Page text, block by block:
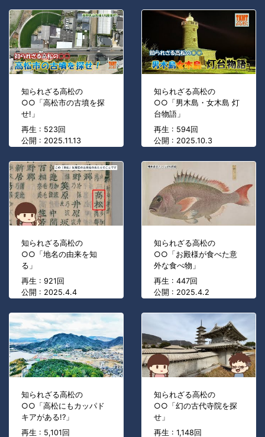
知られざる高松の
○○「高松市の古墳を探
せ!」
再生 : 523回
公開 : 2025.11.13
知られざる高松の
○○「男木島・女木島 灯
台物語」
再生 : 594回
公開 : 2025.10.3
知られざる高松の
○○「地名の由来を知
る」
再生 : 921回
公開 : 2025.4.4
知られざる高松の
○○「お殿様が食べた意
外な食べ物」
再生 : 447回
公開 : 2025.4.2
知られざる高松の
○○「高松にもカッパド
キアがある!?」
再生 : 5,101回
知られざる高松の
○○「幻の古代寺院を探
せ」
再生 : 1,148回